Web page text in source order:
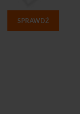
SPRAWDŹ